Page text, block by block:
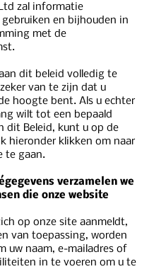
zal informatie
gebruiken en bijhouden in
met de
dit beleid volledig te
van te zijn dat u
hoogte bent. Als u echter
wilt tot een bepaald
dit Beleid, kunt u op de
hieronder klikken om naar
te gaan.
verzamelen we
die onze website
op onze site aanmeldt,
van toepassing, worden
uw naam, e-mailadres of
in te voeren om u te